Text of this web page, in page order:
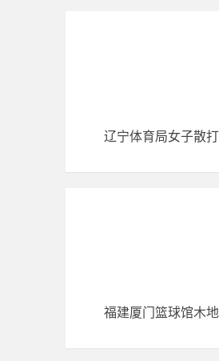
辽宁体育局女子散
福建厦门篮球馆木